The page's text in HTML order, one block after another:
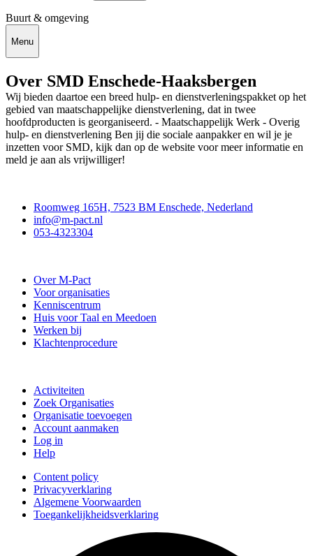
Buurt & omgeving
Menu
Over SMD Enschede-Haaksbergen
Wij bieden daartoe een breed hulp- en dienstverleningspakket op het
gebied van maatschappelijke dienstverlening, dat in twee
hoofdproducten is georganiseerd. - Maatschappelijk Werk - Overig
hulp- en dienstverlening Ben jij die sociale aanpakker en wil je je
inzetten voor SMD, kijk dan op de website voor meer informatie en
meld je aan als vrijwilliger!
Roomweg 165H, 7523 BM Enschede, Nederland
info@m-pact.nl
053-4323304
Over M-Pact
Voor organisaties
Kenniscentrum
Huis voor Taal en Meedoen
Werken bij
Klachtenprocedure
Activiteiten
Zoek Organisaties
Organisatie toevoegen
Account aanmaken
Log in
Help
Content policy
Privacyverklaring
Algemene Voorwaarden
Toegankelijkheidsverklaring